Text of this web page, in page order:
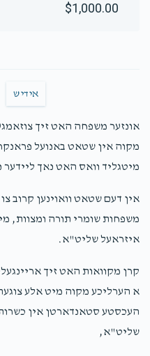
$1,000.00
אידיש
אונזער משפחה האט זיך
מקוה אין שטאט באנועל
מיטגליד וואס האט נאך ליידער
אין דעם שטאט וואוינען קרוב
משפחות שומרי תורה ומצוות,
איזראעל שליט"א.
קרן מקוואות האט זיך
א הערליכע מקוה מיט אלע
העכסטע סטאנדארטן אין
שליט"א,